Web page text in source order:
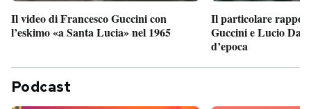
Il video di Francesco Guccini con
l’eskimo «a Santa Lucia» nel 1965
Il particolare
Guccini e Lucio
d’epoca
Podcast